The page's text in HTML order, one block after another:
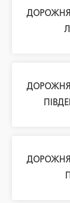
ДОРОЖНЯ
ДОРОЖНЯ
ДОРОЖНЯ